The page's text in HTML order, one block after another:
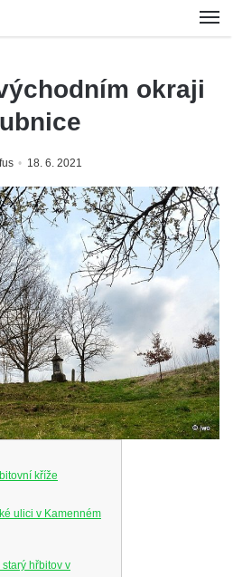
okraji
18. 6. 2021
kříže
ulici v Kamenném
hřbitov v